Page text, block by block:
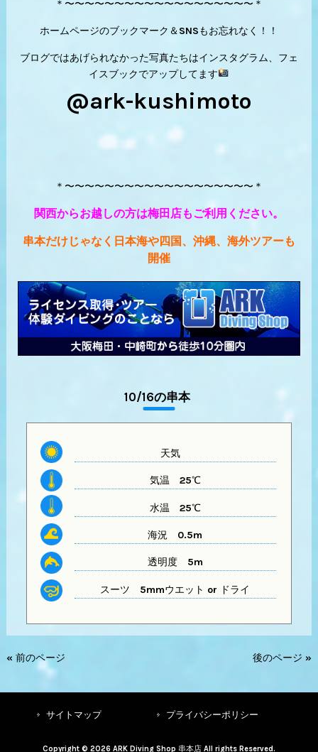
＊〜〜〜〜〜〜〜〜〜〜〜〜〜〜〜〜〜〜〜＊
ホームページのブックマーク＆SNSもお忘れなく！！
ブログではあげられなかった写真たちはインスタグラム、フェ
イスブックでアップしてます
@ark-kushimoto
＊〜〜〜〜〜〜〜〜〜〜〜〜〜〜〜〜〜〜〜＊
関西からお越しの方は梅田店もご利用ください。
串本だけじゃなく日本海や四国、沖縄、海外ツアーも
開催
10/16の串本
天気
気温 25℃
水温 25℃
海況 0.5m
透明度5m
スーツ 5mmウエット or ドライ
« 前のページ 後のページ »
サイトマップ プライバシーポリシー
Copyright © 2026 ARK Diving Shop 串本店 All rights Reserved.